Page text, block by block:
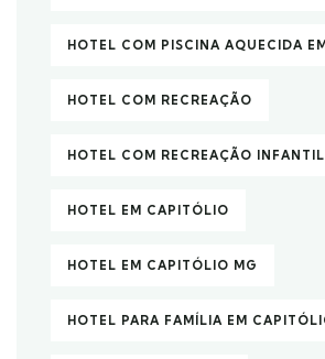
HOTEL COM PISCINA AQUECIDA
HOTEL COM RECREAÇÃO
HOTEL COM RECREAÇÃO INFANTIL
HOTEL EM CAPITÓLIO
HOTEL EM CAPITÓLIO MG
HOTEL PARA FAMÍLIA EM